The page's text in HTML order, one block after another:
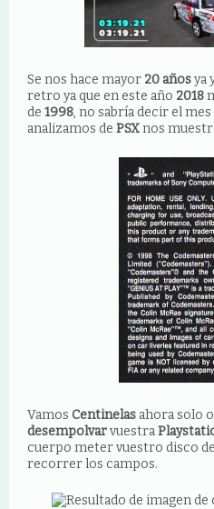
Se nos hace mayor 20 añosya
retro ya que en este año 2018
de 1998, no sabría decir el
analizamos de PSXnos
Vamos Centinelas ahora solo
desempolvarvuestra
cuerpo meter vuestro disco
recorrer los campos.